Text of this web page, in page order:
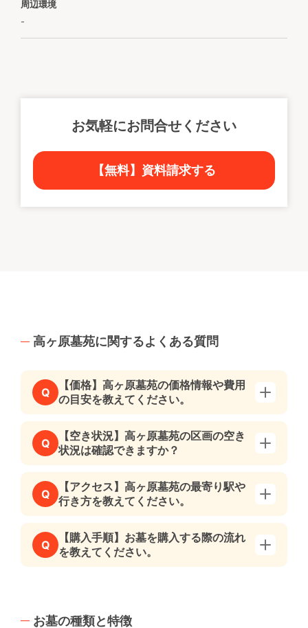
周辺環境
-
お気軽にお問合せください
【無料】資料請求する
高ヶ原墓苑に関するよくある質問
Q
【価格】高ヶ原墓苑の価格情報や費用
の目安を教えてください。
Q
【空き状況】高ヶ原墓苑の区画の空き
状況は確認できますか？
Q
【アクセス】高ヶ原墓苑の最寄り駅や
行き方を教えてください。
Q
【購入手順】お墓を購入する際の流れ
を教えてください。
お墓の種類と特徴